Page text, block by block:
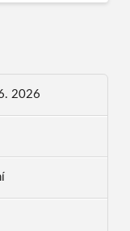
2026